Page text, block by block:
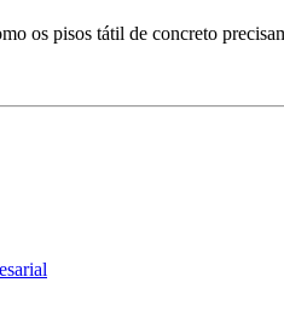
os pisos tátil de concreto